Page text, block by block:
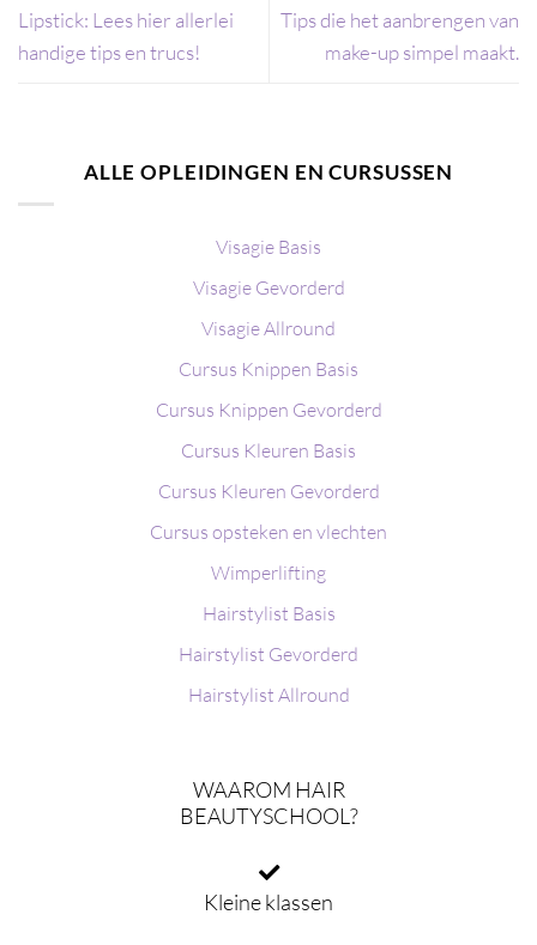
Lipstick: Lees hier allerlei
handige tips en trucs!
Tips die het aanbrengen van
make-up simpel maakt.
ALLE OPLEIDINGEN EN CURSUSSEN
Visagie Basis
Visagie Gevorderd
Visagie Allround
Cursus Knippen Basis
Cursus Knippen Gevorderd
Cursus Kleuren Basis
Cursus Kleuren Gevorderd
Cursus opsteken en vlechten
Wimperlifting
Hairstylist Basis
Hairstylist Gevorderd
Hairstylist Allround
WAAROM HAIR
BEAUTYSCHOOL?
Kleine klassen